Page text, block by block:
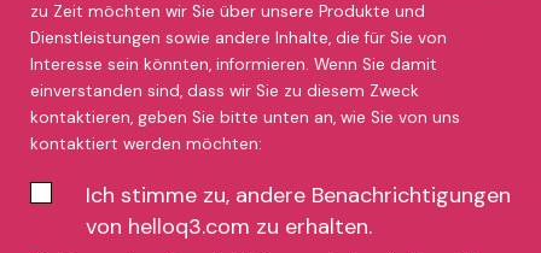
zu Zeit möchten wir Sie über unsere Produkte und
Dienstleistungen sowie andere Inhalte, die für Sie von
Interesse sein könnten, informieren. Wenn Sie damit
einverstanden sind, dass wir Sie zu diesem Zweck
kontaktieren, geben Sie bitte unten an, wie Sie von uns
kontaktiert werden möchten:
Ich stimme zu, andere Benachrichtigungen
von helloq3.com zu erhalten.